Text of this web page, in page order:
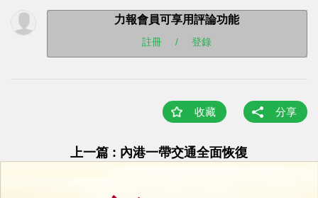
力報會員可享用評論功能
註冊 / 登錄
收藏 分享
上一篇 : 內港一帶交通全面恢復